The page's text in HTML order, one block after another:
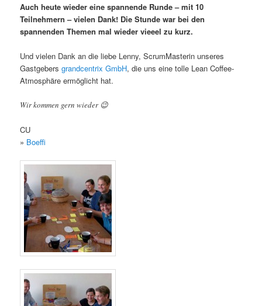
Auch heute wieder eine spannende Runde – mit 10
Teilnehmern – vielen Dank! Die Stunde war bei den
spannenden Themen mal wieder vieeel zu kurz.
Und vielen Dank an die liebe Lenny, ScrumMasterin unseres
Gastgebersgrandcentrix GmbH, die uns eine tolle Lean Coffee-
Atmosphäre ermöglicht hat.
Wir kommen gern wieder 😉
CU
» Boeffi